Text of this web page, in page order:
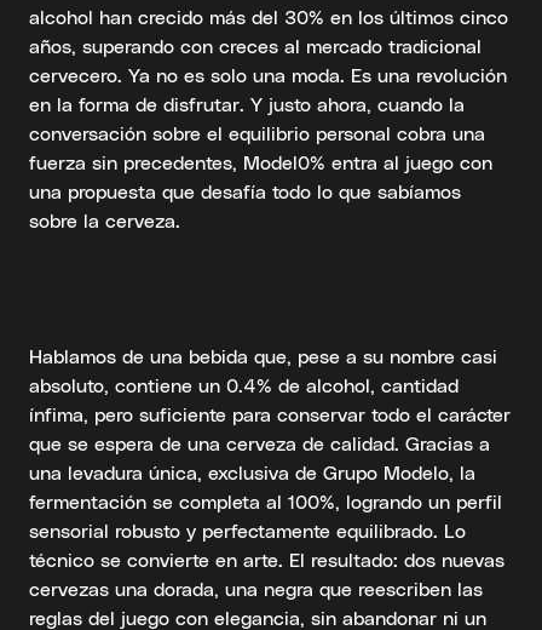
alcohol han crecido más del 30% en los últimos cinco
años, superando con creces al mercado tradicional
cervecero. Ya no es solo una moda. Es una revolución
en la forma de disfrutar. Y justo ahora, cuando la
conversación sobre el equilibrio personal cobra una
fuerza sin precedentes, Model0% entra al juego con
una propuesta que desafía todo lo que sabíamos
sobre la cerveza.
Hablamos de una bebida que, pese a su nombre casi
absoluto, contiene un 0.4% de alcohol, cantidad
ínfima, pero suficiente para conservar todo el carácter
que se espera de una cerveza de calidad. Gracias a
una levadura única, exclusiva de Grupo Modelo, la
fermentación se completa al 100%, logrando un perfil
sensorial robusto y perfectamente equilibrado. Lo
técnico se convierte en arte. El resultado: dos nuevas
cervezas una dorada, una negra que reescriben las
reglas del juego con elegancia, sin abandonar ni un